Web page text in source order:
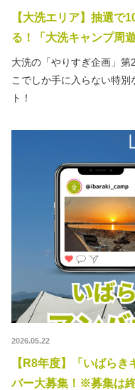
【大洗エリア】抽選で
る！「大洗キャンプ周
大洗の「やりすぎ企画」第
こでしか手に入らない特
ト！
2026.05.22
【R8年度】「いばら
バー大募集！※募集は